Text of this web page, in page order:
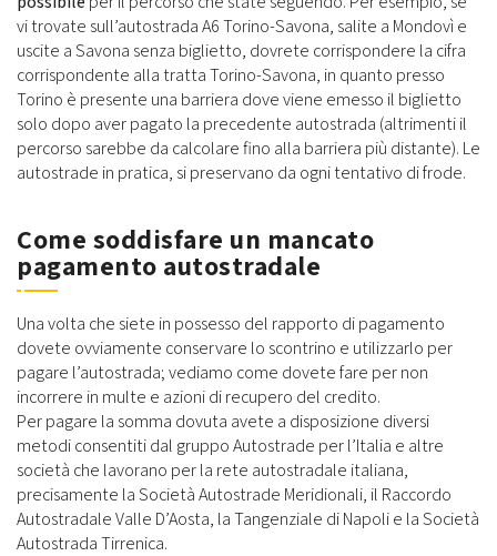
vi trovate sull’autostrada A6 Torino-Savona, salite a Mondovì e
uscite a Savona senza biglietto, dovrete corrispondere la cifra
corrispondente alla tratta Torino-Savona, in quanto presso
Torino è presente una barriera dove viene emesso il biglietto
solo dopo aver pagato la precedente autostrada (altrimenti il
percorso sarebbe da calcolare fino alla barriera più distante). Le
autostrade in pratica, si preservano da ogni tentativo di frode.
Come soddisfare un mancato
pagamento autostradale
Una volta che siete in possesso del rapporto di pagamento
dovete ovviamente conservare lo scontrino e utilizzarlo per
pagare l’autostrada; vediamo come dovete fare per non
incorrere in multe e azioni di recupero del credito.
Per pagare la somma dovuta avete a disposizione diversi
metodi consentiti dal gruppo Autostrade per l’Italia e altre
società che lavorano per la rete autostradale italiana,
precisamente la Società Autostrade Meridionali, il Raccordo
Autostradale Valle D’Aosta, la Tangenziale di Napoli e la Società
Autostrada Tirrenica.